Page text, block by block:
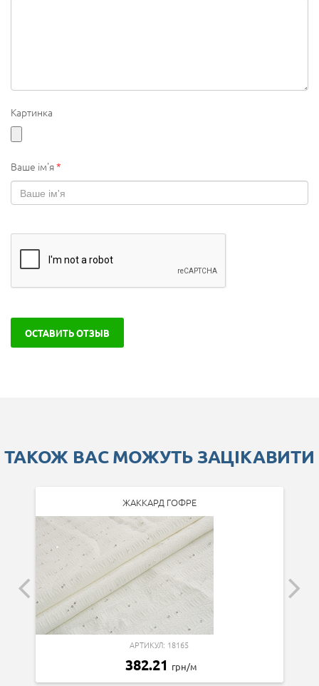
Картинка
Ваше ім'я*
ОСТАВИТЬ ОТЗЫВ
ТАКОЖ ВАС МОЖУТЬ ЗАЦІКАВИТИ
ЖАККАРД ГОФРЕ
АРТИКУЛ: 18165
382.21 грн/м